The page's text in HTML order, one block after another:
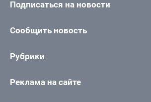
Подписаться на новости
Сообщить новость
Рубрики
Реклама на сайте